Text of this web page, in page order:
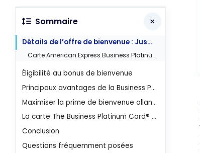
Sommaire
Détails de l’offre de bienvenue : Jusqu’à 300 000 Points-privilèges
Carte American Express Business Platinum
Éligibilité au bonus de bienvenue
Principaux avantages de la Business Platinum Card actualisée
Maximiser la prime de bienvenue allant jusqu’à 300 000 points
La carte The Business Platinum Card® from American Express vaut-elle les frais annuels de 895 $ ?
Conclusion
Questions fréquemment posées